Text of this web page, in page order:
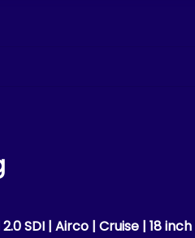
SDI | Airco | Cruise | 18